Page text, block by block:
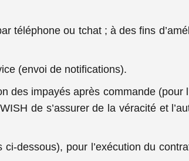
téléphone ou tchat ; à des fins
(envoi de notifications).
des impayés après commande (pour
de s’assurer de la véracité et
dessous), pour l’exécution du